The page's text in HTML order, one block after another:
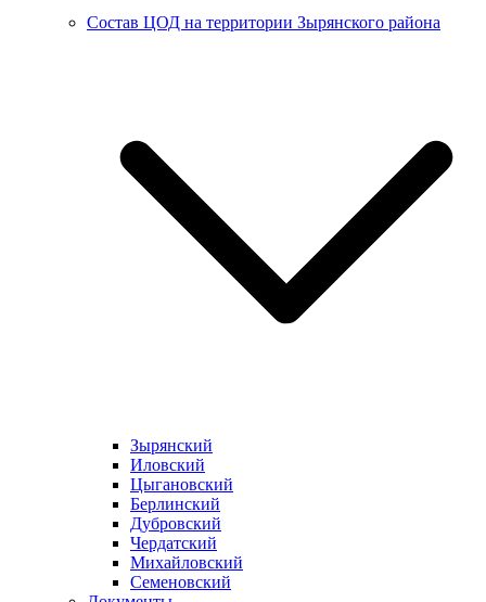
Состав ЦОД на территории Зырянского района
Зырянский
Иловский
Цыгановский
Берлинский
Дубровский
Чердатский
Михайловский
Семеновский